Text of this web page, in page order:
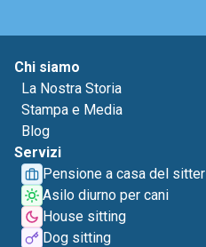
Chi siamo
La Nostra Storia
Stampa e Media
Blog
Servizi
Pensione a casa del sitter
Asilo diurno per cani
House sitting
Dog sitting